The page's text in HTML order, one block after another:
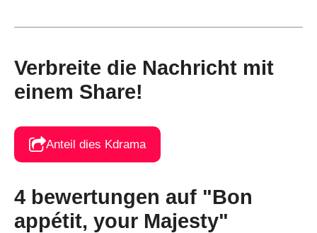
Verbreite die Nachricht mit
einem Share!
Anteil dies Kdrama
4 bewertungen auf "Bon
appétit, your Majesty"